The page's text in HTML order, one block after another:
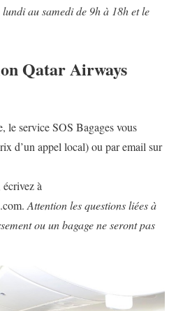
lundi au samedi de 9h à 18h et le
Qatar Airways
le service SOS Bagages vous
d’un appel local) ou par email sur
à
Attention les questions liées à
ou un bagage ne seront pas